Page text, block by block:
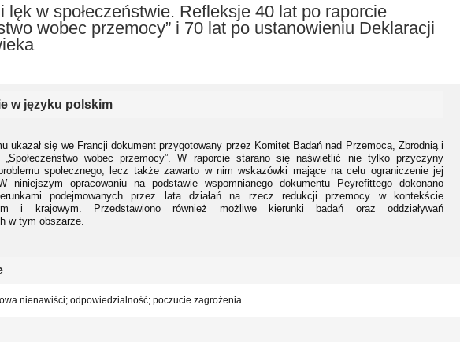
lęk w społeczeństwie. Refleksje 40 lat po raporcie
wobec przemocy” i 70 lat po ustanowieniu Deklaracji
w języku polskim
ukazał się we Francji dokument przygotowany przez Komitet Badań nad Przemocą, Zbrodnią i
wobec przemocy”. W raporcie starano się naświetlić nie tylko przyczyny
społecznego, lecz także zawarto w nim wskazówki mające na celu ograniczenie jej
niniejszym opracowaniu na podstawie wspomnianego dokumentu Peyrefittego dokonano
podejmowanych przez lata działań na rzecz redukcji przemocy w kontekście
i krajowym. Przedstawiono również możliwe kierunki badań oraz oddziaływań
w tym obszarze.
nienawiści; odpowiedzialność; poczucie zagrożenia